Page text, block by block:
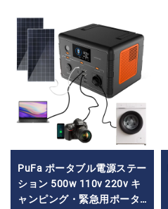
PuFa ポータブル電源ステー
ション 500w 110v 220v キ
ャンピング・緊急用ポータ